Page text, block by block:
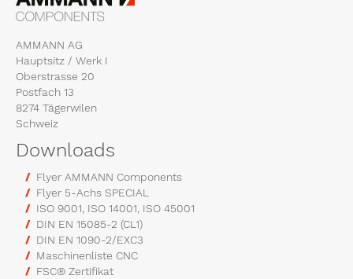
AMMANN AG
Hauptsitz / Werk I
Oberstrasse 20
Postfach 13
8274 Tägerwilen
Schweiz
Downloads
Flyer AMMANN Components
Flyer 5-Achs SPECIAL
ISO 9001, ISO 14001, ISO 45001
DIN EN 15085-2 (CL1)
DIN EN 1090-2/EXC3
Maschinenliste CNC
FSC® Zertifikat